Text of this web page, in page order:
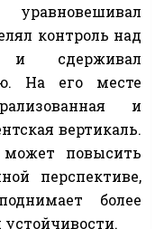
контроль над
и сдерживал
На его месте
и
вертикаль.
может повысить
перспективе,
более
устойчивости.